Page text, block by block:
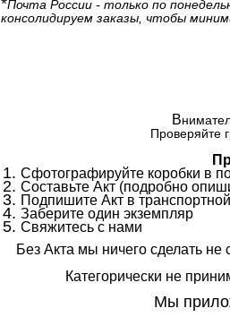
*Почта России - только по
консолидируем заказы, чтобы
В
Проверяйте
Сфотографируйте коробки в
Составьте Акт (подробно
Подпишите Акт в
Заберите один экземпляр
Свяжитесь с нами
Без Акта мы ничего сделать
Категорически не
Мы